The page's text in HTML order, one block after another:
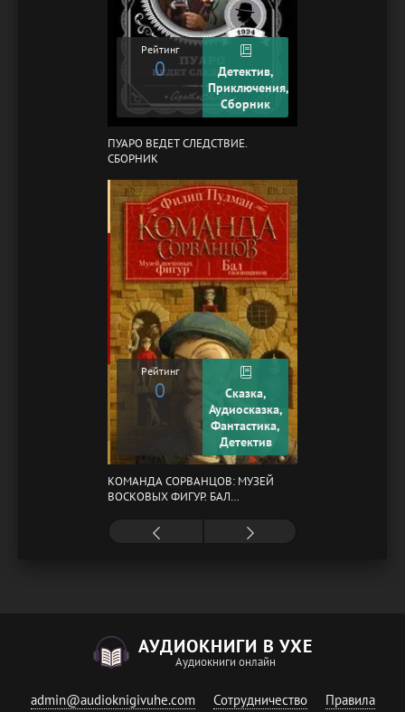
Рейтинг
0
Детектив,
Приключения,
Сборник
ПУАРО ВЕДЕТ СЛЕДСТВИЕ.
СБОРНИК
Рейтинг
0
Сказка,
Аудиосказка,
Фантастика,
Детектив
КОМАНДА СОРВАНЦОВ: МУЗЕЙ
ВОСКОВЫХ ФИГУР. БАЛ
АУДИОКНИГИ В УХЕ
Аудиокниги онлайн
admin@audioknigivuhe.com Сотрудничество Правила